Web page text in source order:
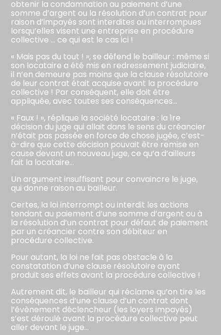
obtenir la condamnation au paiement d’une
somme d’argent ou la résolution d’un contrat pour
raison d’impayés sont interdites ou interrompues
lorsqu’elles visent une entreprise en procédure
collective … ce qui est le cas ici !
« Mais pas du tout ! », se défend le bailleur : même si
son locataire a été mis en redressement judiciaire,
il n’en demeure pas moins que la clause résolutoire
de leur contrat était acquise avant la procédure
collective ! Par conséquent, elle doit être
appliquée, avec toutes ses conséquences…
« Faux ! », réplique la société locataire : la 1re
décision du juge qui allait dans le sens du créancier
n’était pas passée en force de chose jugée, c’est-
à-dire que cette décision pouvait être remise en
cause devant un nouveau juge, ce qu’a d’ailleurs
fait la locataire…
Un argument insuffisant pour convaincre le juge,
qui donne raison au bailleur.
Certes, la loi interrompt ou interdit les actions
tendant au paiement d’une somme d’argent ou à
la résolution d’un contrat pour défaut de paiement
par un créancier contre son débiteur en
procédure collective.
Pour autant, la loi ne fait pas obstacle à la
constatation d’une clause résolutoire ayant
produit ses effets avant la procédure collective !
Autrement dit, le bailleur qui réclame qu’on tire les
conséquences d’une clause d’un contrat dont
l’évènement déclencheur (les loyers impayés)
s’est déroulé avant la procédure collective peut
aller devant le juge…